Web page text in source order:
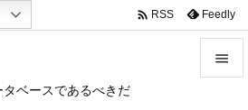
ベースであるべきだ

 RSS Feedly